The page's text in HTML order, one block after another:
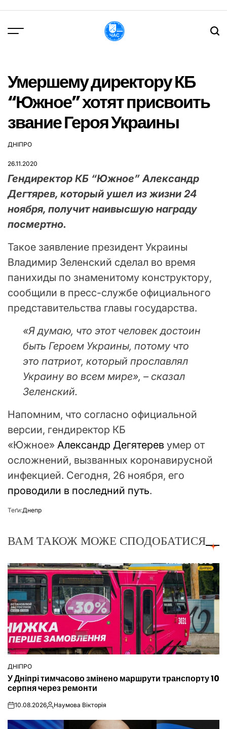
вмісту
Умершему директору КБ
“Южное” хотят присвоить
звание Героя Украины
ОПУБЛІКУВАТИ
ДНІПРО
26.11.2020
Гендиректор КБ “Южное” Александр
Дегтярев, который ушел из жизни 24
ноября, получит наивысшую награду
посмертно.
Такое заявление президент Украины
Владимир Зеленский сделал во время
панихиды по знаменитому конструктору,
сообщили в пресс-службе официального
представительства главы государства.
«Я думаю, что этот человек достоин
быть Героем Украины, потому что
это патриот, который прославлял
Украину во всем мире», – сказал
Зеленский.
Напомним, что согласно официальной
версии, гендиректор КБ
«Южное» Александр Дегятерев умер от
осложнений, вызванных коронавирусной
инфекцией. Сегодня, 26 ноября, его
проводили в последний путь.
Теґи:Днепр
ВАМ ТАКОЖ МОЖЕ СПОДОБАТИСЯ
ОПУБЛІКУВАТИ
У
ДНІПРО
У Дніпрі тимчасово змінено маршрути транспорту 10
серпня через ремонти
on10.08.2026Опубліковано
Наумова Вікторія